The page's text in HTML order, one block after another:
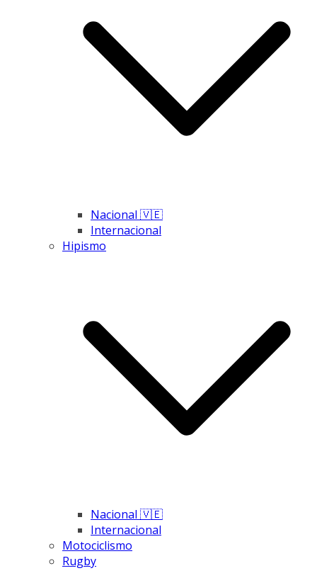
Nacional 🇻🇪
Internacional
Hipismo
Nacional 🇻🇪
Internacional
Motociclismo
Rugby